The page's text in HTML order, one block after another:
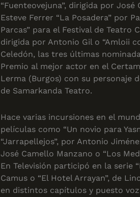
“Fuenteovejuna”, dirigida por José
Esteve Ferrer “La Posadera” por
Parcas” para el Festival de Teatro
dirigida por Antonio Gil o “Amloii
Celedón, las tres últimas
Premio al mejor actor en el
Lerma (Burgos) con su personaje
de Samarkanda Teatro.
Hace varias incursiones en el
películas como “Un novio para
“Jarrapellejos”, por Antonio
José Camello Manzano o “Los
En Televisión participó en la serie
Camus o “El Hotel Arrayan”, de
en distintos capítulos y puesto